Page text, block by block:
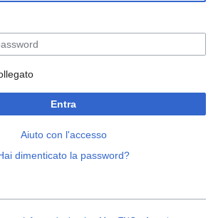
Entra
Aiuto con l'accesso
dimenticato la password?